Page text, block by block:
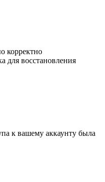
корректно
для восстановления
к вашему аккаунту была